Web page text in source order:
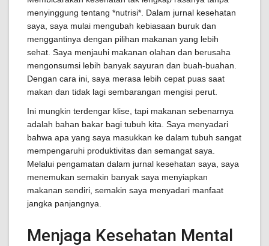
menyinggung tentang *nutrisi*. Dalam jurnal kesehatan
saya, saya mulai mengubah kebiasaan buruk dan
menggantinya dengan pilihan makanan yang lebih
sehat. Saya menjauhi makanan olahan dan berusaha
mengonsumsi lebih banyak sayuran dan buah-buahan.
Dengan cara ini, saya merasa lebih cepat puas saat
makan dan tidak lagi sembarangan mengisi perut.
Ini mungkin terdengar klise, tapi makanan sebenarnya
adalah bahan bakar bagi tubuh kita. Saya menyadari
bahwa apa yang saya masukkan ke dalam tubuh sangat
mempengaruhi produktivitas dan semangat saya.
Melalui pengamatan dalam jurnal kesehatan saya, saya
menemukan semakin banyak saya menyiapkan
makanan sendiri, semakin saya menyadari manfaat
jangka panjangnya.
Menjaga Kesehatan Mental